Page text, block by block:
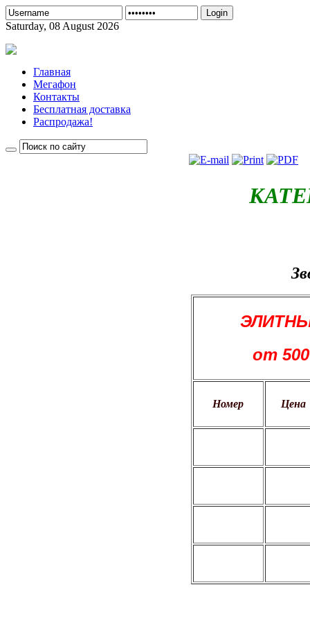
Login
Saturday, 08 August 2026
Главная
Мегафон
Контакты
Бесплатная доставка
Распродажа!
от
Номер Цена